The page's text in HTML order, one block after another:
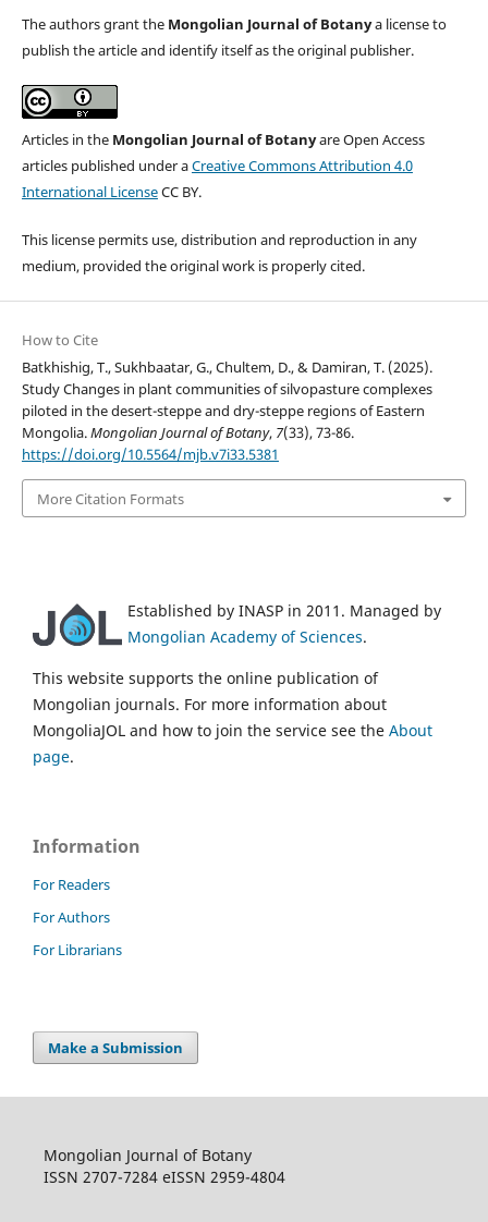
The authors grant the Mongolian Journal of Botanya license to
publish the article and identify itself as the original publisher.
Articles in the Mongolian Journal of Botanyare Open Access
articles published under aCreative Commons Attribution 4.0
International LicenseCC BY.
This license permits use, distribution and reproduction in any
medium, provided the original work is properly cited.
How to Cite
Batkhishig, T., Sukhbaatar, G., Chultem, D., & Damiran, T. (2025).
Study Changes in plant communities of silvopasture complexes
piloted in the desert-steppe and dry-steppe regions of Eastern
Mongolia.Mongolian Journal of Botany, 7(33), 73-86.
https://doi.org/10.5564/mjb.v7i33.5381
More Citation Formats
Established by INASP in 2011. Managed by
Mongolian Academy of Sciences.
This website supports the online publication of
Mongolian journals. For more information about
MongoliaJOL and how to join the service see the About
page.
Information
For Readers
For Authors
For Librarians
Make a Submission
Mongolian Journal of Botany
ISSN 2707-7284 eISSN 2959-4804